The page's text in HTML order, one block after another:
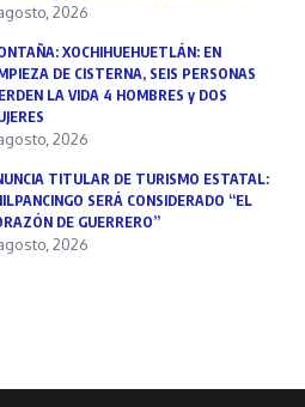
2026
XOCHIHUEHUETLÁN: EN
DE CISTERNA, SEIS PERSONAS
LA VIDA 4 HOMBRES y DOS
2026
TITULAR DE TURISMO ESTATAL:
SERÁ CONSIDERADO “EL
DE GUERRERO”
2026